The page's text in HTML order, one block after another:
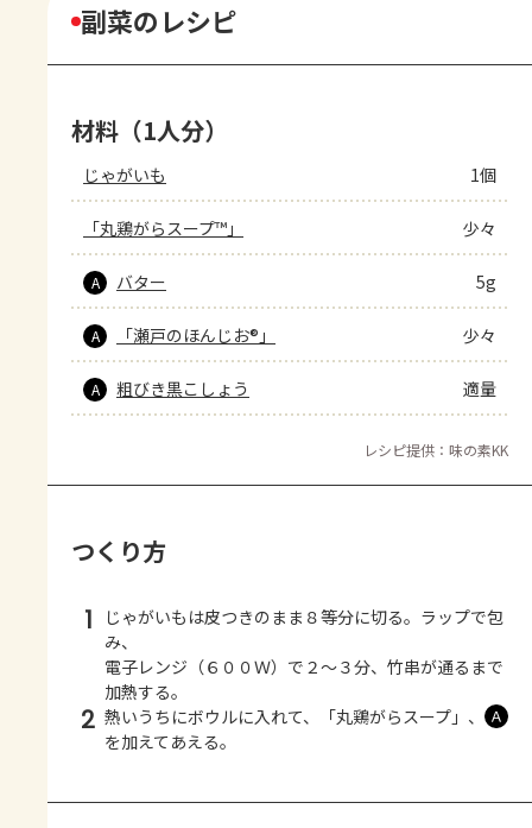
副菜のレシピ
材料（1人分）
じゃがいも 1個
「丸鶏がらスープ™」 少々
A バター 5g
A 「瀬戸のほんじお®」 少々
A 粗びき黒こしょう 適量
レシピ提供：味の素KK
つくり方
1
じゃがいもは皮つきのまま８等分に切る。ラップで包
み、
電子レンジ（６００Ｗ）で２～３分、竹串が通るまで
加熱する。
2 熱いうちにボウルに入れて、「丸鶏がらスープ」、 Ａ
を加えてあえる。